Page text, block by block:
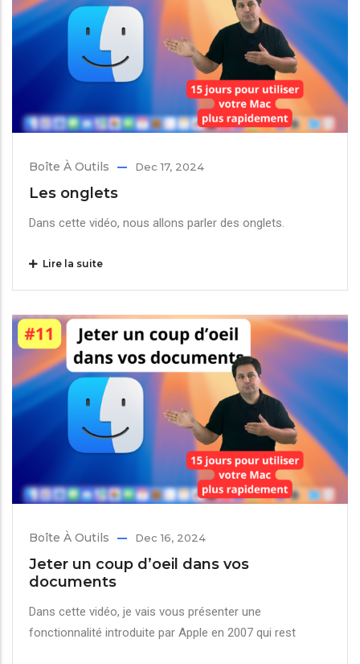
Boîte À Outils Dec 17, 2024
Les onglets
Dans cette vidéo, nous allons parler des onglets.
Lire la suite
Boîte À Outils Dec 16, 2024
Jeter un coup d’oeil dans vos
documents
Dans cette vidéo, je vais vous présenter une
fonctionnalité introduite par Apple en 2007 qui rest